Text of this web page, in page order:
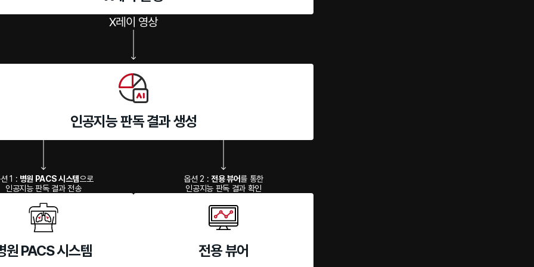
X레이 영상
인공지능 판독 결과 생성
1 : 병원 PACS 시스템으로
인공지능 판독 결과 전송
원 PACS 시스템
옵션 2 :전용 뷰어를 통한
인공지능 판독 결과 확인
전용 뷰어